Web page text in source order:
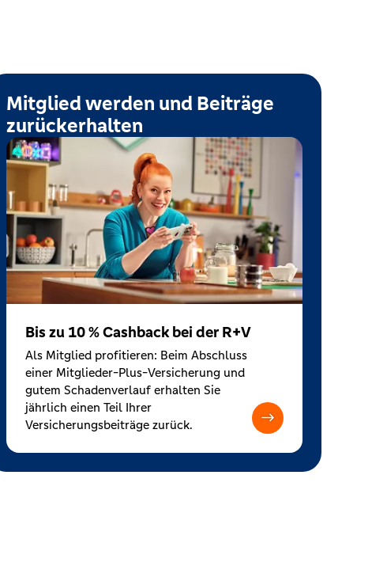
Mitglied werden und Beiträge
zurückerhalten
Bis zu 10 % Cashback bei der R+V
Als Mitglied profitieren: Beim Abschluss
einer Mitglieder-Plus-Versicherung und
gutem Schadenverlauf erhalten Sie
jährlich einen Teil Ihrer
Versicherungsbeiträge zurück.